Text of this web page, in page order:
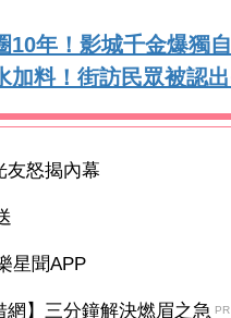
10年！影城千金爆獨
加料！街訪民眾被認
怒揭內幕
星聞APP
】三分鐘解決燃眉之急